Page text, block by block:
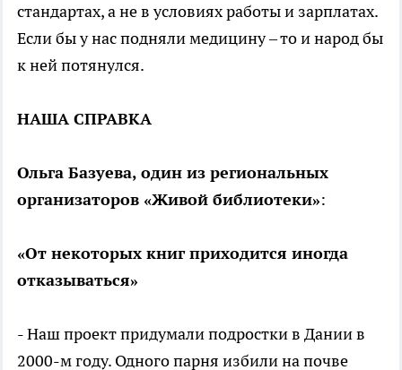
стандартах, а не в условиях работы и зарплатах.
Если бы у нас подняли медицину – то и народ бы
к ней потянулся.
НАША СПРАВКА
Ольга Базуева, один из региональных
организаторов «Живой библиотеки»:
«От некоторых книг приходится иногда
отказываться»
- Наш проект придумали подростки в Дании в
2000-м году. Одного парня избили на почве